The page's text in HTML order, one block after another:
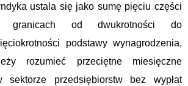
ustala się jako sumę pięciu części
granicach od dwukrotności do
podstawy wynagrodzenia,
rozumieć przeciętne miesięczne
sektorze przedsiębiorstw bez wypłat